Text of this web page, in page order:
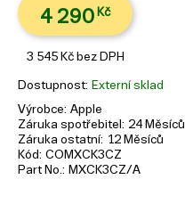
4 290 Kč
3 545 Kč bez DPH
Dostupnost Externí sklad
Výrobce Apple
Záruka spotřebitel
24 Měsíců
Záruka ostatní 12 Měsíců
Kód COMXCK3CZ
Part No.
MXCK3CZ/A